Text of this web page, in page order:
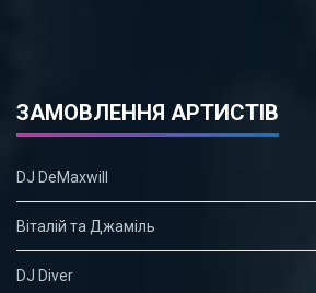
ЗАМОВЛЕННЯ АРТИСТІВ
DJ DeMaxwill
Віталій та Джаміль
DJ Diver